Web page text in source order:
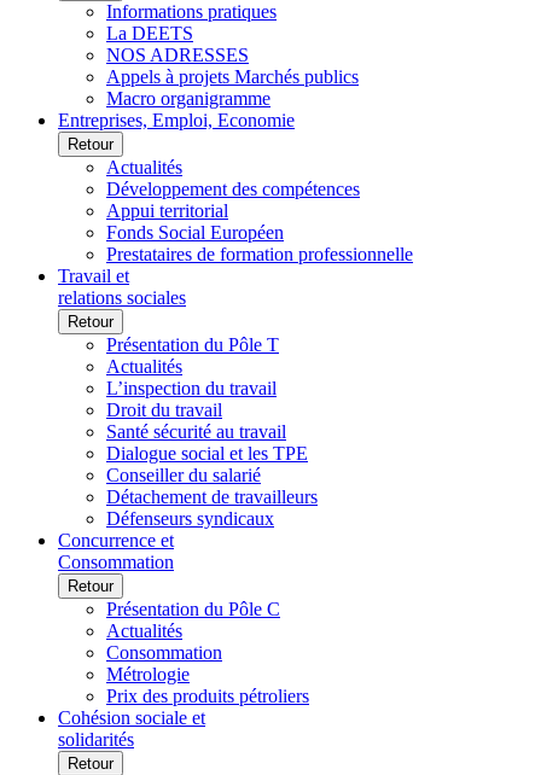
Informations pratiques
La DEETS
NOS ADRESSES
Appels à projets Marchés publics
Macro organigramme
Entreprises, Emploi, Economie
Retour
Actualités
Développement des compétences
Appui territorial
Fonds Social Européen
Prestataires de formation professionnelle
Travail et
relations sociales
Retour
Présentation du Pôle T
Actualités
L’inspection du travail
Droit du travail
Santé sécurité au travail
Dialogue social et les TPE
Conseiller du salarié
Détachement de travailleurs
Défenseurs syndicaux
Concurrence et
Consommation
Retour
Présentation du Pôle C
Actualités
Consommation
Métrologie
Prix des produits pétroliers
Cohésion sociale et
solidarités
Retour